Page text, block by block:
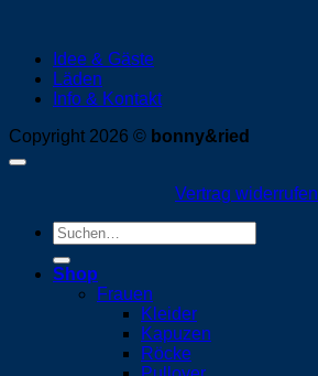
Idee & Gäste
Läden
Info & Kontakt
Copyright 2026 © bonny&ried
Vertrag widerrufen
Suchen
nach:
Shop
Frauen
Kleider
Kapuzen
Röcke